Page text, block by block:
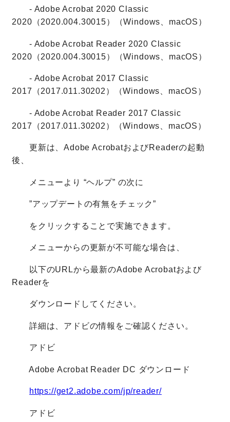
- Adobe Acrobat 2020 Classic
2020（2020.004.30015）（Windows、macOS）
- Adobe Acrobat Reader 2020 Classic
2020（2020.004.30015）（Windows、macOS）
- Adobe Acrobat 2017 Classic
2017（2017.011.30202）（Windows、macOS）
- Adobe Acrobat Reader 2017 Classic
2017（2017.011.30202）（Windows、macOS）
更新は、Adobe AcrobatおよびReaderの起動
後、
メニューより “ヘルプ” の次に
”アップデートの有無をチェック”
をクリックすることで実施できます。
メニューからの更新が不可能な場合は、
以下のURLから最新のAdobe Acrobatおよび
Readerを
ダウンロードしてください。
詳細は、アドビの情報をご確認ください。
アドビ
Adobe Acrobat Reader DC ダウンロード
https://get2.adobe.com/jp/reader/
アドビ